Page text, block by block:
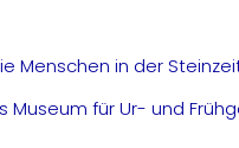
Menschen in der
Museum für Ur- und